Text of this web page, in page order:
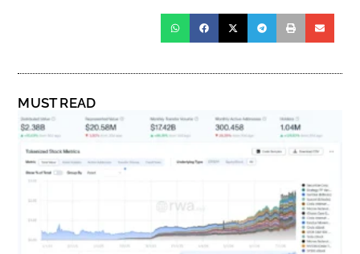
MUST READ